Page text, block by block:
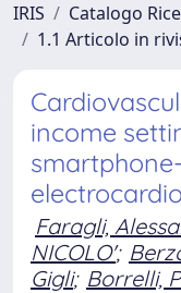
IRIS Catalogo
1.1 Articolo in
income
Faragli,
NICOLO';
Gigli; Borrelli,